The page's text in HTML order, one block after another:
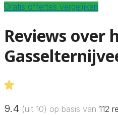
Gratis offertes vergelijken
Reviews over
9.4 (uit 10) op basis van 112